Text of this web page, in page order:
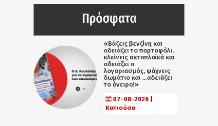
Πρόσφατα
«Βάζεις βενζίνη και
αδειάζει το πορτοφόλι,
κλείνεις ακτοπλοϊκά και
αδειάζει ο
λογαριασμός, ψάχνεις
δωμάτιο και …αδειάζει
το όνειρο!»
07-08-2026 |
Κατιούσα